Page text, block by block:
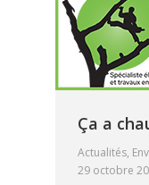
Ça a
Actualités,
29 octobre